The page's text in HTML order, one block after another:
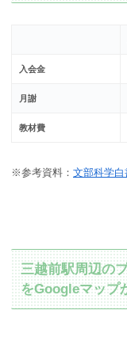
入会金
月謝
教材費
※参考資料： 文部科学白
三越前駅周辺の
をGoogleマップ